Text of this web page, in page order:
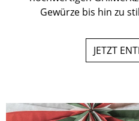
Gewürze bis hin zu
JETZT